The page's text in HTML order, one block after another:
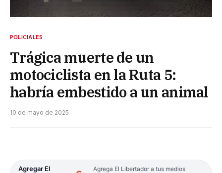
POLICIALES
Trágica muerte de un
motociclista en la Ruta 5:
habría embestido a un animal
10 de mayo de 2025
Agregar El
Agrega El Libertador a tus medios